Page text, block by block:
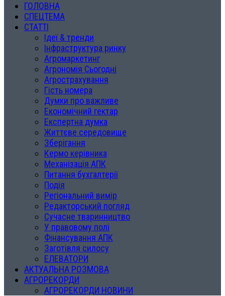
ГОЛОВНА
СПЕЦТЕМА
СТАТТІ
Ідеї & тренди
Інфраструктура ринку
Агромаркетинг
Агрономія Сьогодні
Агрострахування
Гість номера
Думки про важливе
Економічний гектар
Експертна думка
Життєве середовище
Зберігання
Кермо керівника
Механізація АПК
Питання бухгалтерії
Подія
Регіональний вимір
Редакторський погляд
Сучасне тваринництво
У правовому полі
Фінансування АПК
Заготівля силосу
ЕЛЕВАТОРИ
АКТУАЛЬНА РОЗМОВА
АГРОРЕКОРДИ
АГРОРЕКОРДИ НОВИНИ